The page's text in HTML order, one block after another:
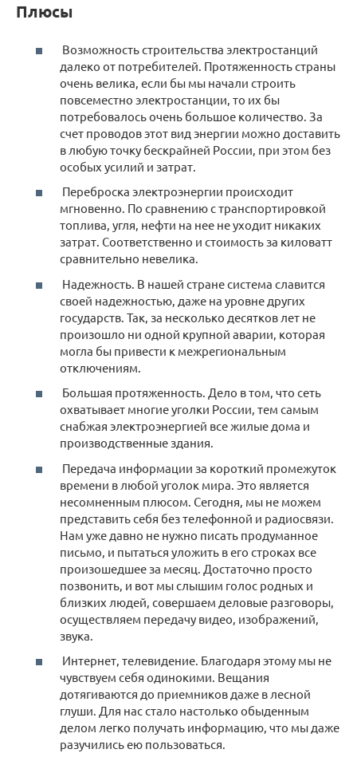
Плюсы
Возможность строительства электростанций
далеко от потребителей. Протяженность страны
очень велика, если бы мы начали строить
повсеместно электростанции, то их бы
потребовалось очень большое количество. За
счет проводов этот вид энергии можно доставить
в любую точку бескрайней России, при этом без
особых усилий и затрат.
Переброска электроэнергии происходит
мгновенно. По сравнению с транспортировкой
топлива, угля, нефти на нее не уходит никаких
затрат. Соответственно и стоимость за киловатт
сравнительно невелика.
Надежность. В нашей стране система славится
своей надежностью, даже на уровне других
государств. Так, за несколько десятков лет не
произошло ни одной крупной аварии, которая
могла бы привести к межрегиональным
отключениям.
Большая протяженность. Дело в том, что сеть
охватывает многие уголки России, тем самым
снабжая электроэнергией все жилые дома и
производственные здания.
Передача информации за короткий промежуток
времени в любой уголок мира. Это является
несомненным плюсом. Сегодня, мы не можем
представить себя без телефонной и радиосвязи.
Нам уже давно не нужно писать продуманное
письмо, и пытаться уложить в его строках все
произошедшее за месяц. Достаточно просто
позвонить, и вот мы слышим голос родных и
близких людей, совершаем деловые разговоры,
осуществляем передачу видео, изображений,
звука.
Интернет, телевидение. Благодаря этому мы не
чувствуем себя одинокими. Вещания
дотягиваются до приемников даже в лесной
глуши. Для нас стало настолько обыденным
делом легко получать информацию, что мы даже
разучились ею пользоваться.